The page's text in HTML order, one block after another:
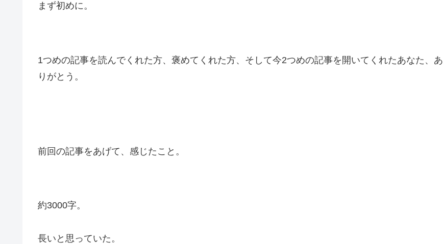
まず初めに。
1つめの記事を読んでくれた方、褒めてくれた方、そして今2つめの記事を開いてくれたあなた、あ
りがとう。
前回の記事をあげて、感じたこと。
約3000字。
長いと思っていた。